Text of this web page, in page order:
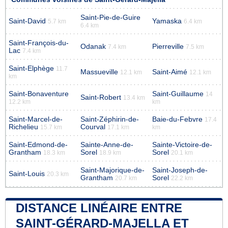
Saint-David 5.7 km Saint-Pie-de-Guire
6.4 km
Yamaska 6.4 km
Saint-François-du-
Lac 7.4 km
Odanak 7.4 km Pierreville 7.5 km
Saint-Elphège 11.7
km
Massueville 12.1 km Saint-Aimé 12.1 km
Saint-Bonaventure
12.2 km
Saint-Robert 13.4 km Saint-Guillaume 14
km
Saint-Marcel-de-
Richelieu 15.7 km
Saint-Zéphirin-de-
Courval 17.1 km
Baie-du-Febvre 17.4
km
Saint-Edmond-de-
Grantham 18.3 km
Sainte-Anne-de-
Sorel 18.9 km
Sainte-Victoire-de-
Sorel 20.1 km
Saint-Louis 20.3 km
Saint-Majorique-de-
Grantham 20.7 km
Saint-Joseph-de-
Sorel 22.2 km
DISTANCE LINÉAIRE ENTRE
SAINT-GÉRARD-MAJELLA ET